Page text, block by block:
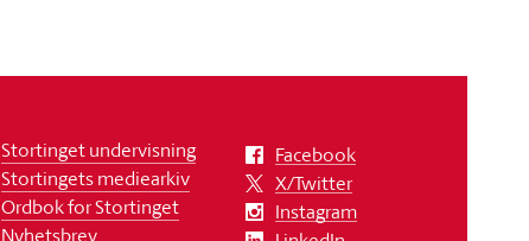
Stortinget undervisning
Stortingets mediearkiv
Ordbok for Stortinget
Nyhetsbrev
Facebook
X/Twitter
Instagram